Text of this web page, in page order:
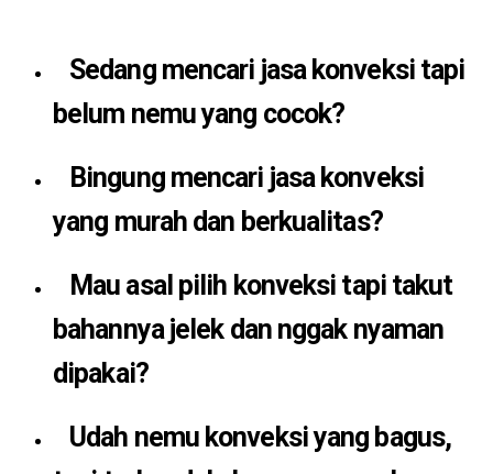
Sedang mencari jasa konveksi tapi
belum nemu yang cocok?
Bingung mencari jasa konveksi
yang murah dan berkualitas?
Mau asal pilih konveksi tapi takut
bahannya jelek dan nggak nyaman
dipakai?
Udah nemu konveksi yang bagus,